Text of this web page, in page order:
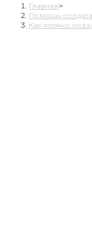
Главная>
Помощь
Как можно